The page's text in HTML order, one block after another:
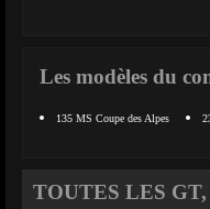
Les modèles du
135 MS Coupe des Alpes
TOUTES LES